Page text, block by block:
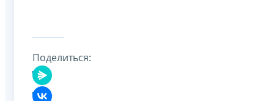
Поделиться: